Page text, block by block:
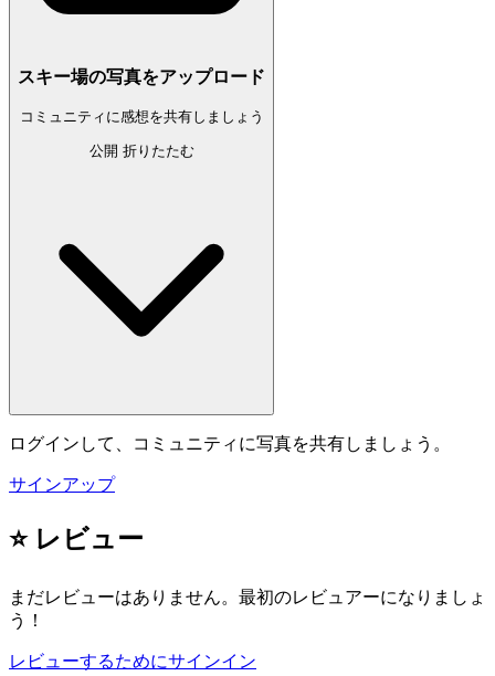
スキー場の写真をアップロード
コミュニティに感想を共有しましょう
公開 折りたたむ
ログインして、コミュニティに写真を共有しましょう。
サインアップ
⭐ レビュー
まだレビューはありません。最初のレビュアーになりましょ
う！
レビューするためにサインイン